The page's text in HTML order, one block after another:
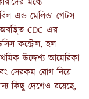
এন্ড মেলিন্ডা গেটস
অবস্থিত CDC এর
কন্ট্রোল, হল
উদ্দেশ্য আমেরিকা
সেরকম রোগ নিয়ে
কিছু দেশেও রয়েছে,